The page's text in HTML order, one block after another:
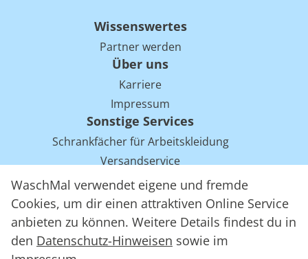
WaschMal verwendet eigene und fremde
Cookies, um dir einen attraktiven Online Service
anbieten zu können. Weitere Details findest du in
den Datenschutz-Hinweisen sowie im
Wissenswertes
Partner werden
Über uns
Karriere
Impressum
Sonstige Services
Schrankfächer für Arbeitskleidung
Versandservice
Einsparpotentiale für Mietwäsche bei Arbeitskleidung
Arbeitskleidung Tracking mit RFID
WaschMal GmbH 2016 – 2026